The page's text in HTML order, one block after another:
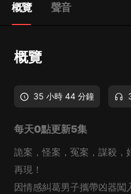
概覽 聲音
概覽
35 小時 44 分鐘
每天0點更新5集
詭案，怪案，冤案，謀殺，
再現！
因情感糾葛男子攜帶凶器